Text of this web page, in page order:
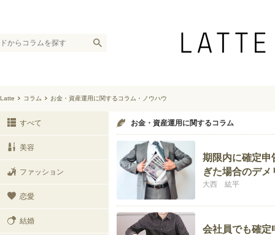
Latte コラム お金・資産運用に関するコラム・ノウハウ
すべて
美容
ファッション
恋愛
結婚
お金・資産運用に関するコラム
期限内に確定申
ぎた場合のデメ
大西 紘平
会社員でも確定